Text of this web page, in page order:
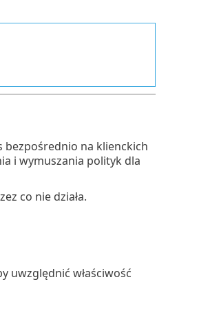
bezpośrednio na klienckich
i wymuszania polityk dla
co nie działa.
uwzględnić właściwość